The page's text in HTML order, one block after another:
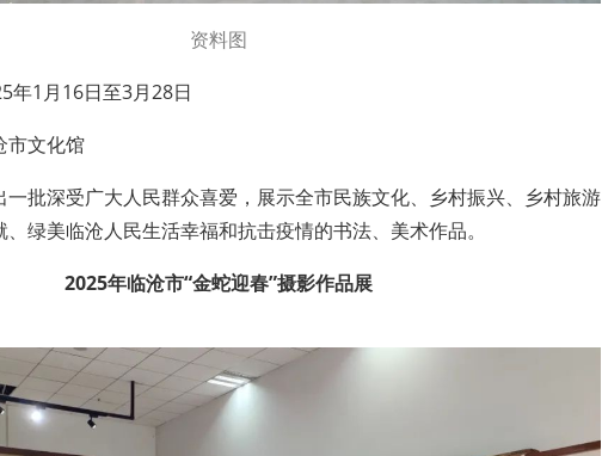
资料图
年1月16日至3月28日
市文化馆
一批深受广大人民群众喜爱，展示全市民族文化、乡村振兴、乡村旅游
绿美临沧人民生活幸福和抗击疫情的书法、美术作品。
2025年临沧市“金蛇迎春”摄影作品展